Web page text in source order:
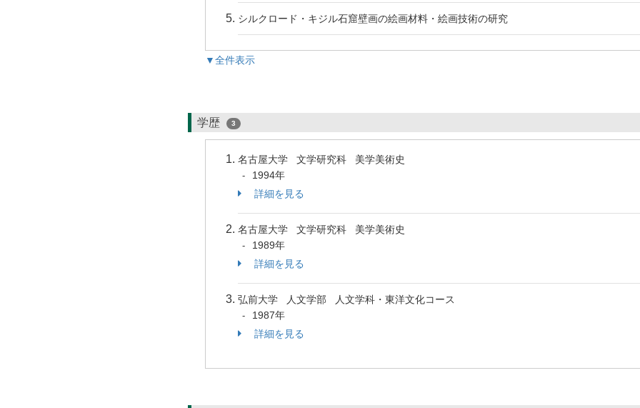
シルクロード・キジル石窟壁画の絵画材料・絵画技術の研究
▼全件表示
学歴 3
名古屋大学 文学研究科 美学美術史
-
1994年
詳細を見る
名古屋大学 文学研究科 美学美術史
-
1989年
詳細を見る
弘前大学 人文学部 人文学科・東洋文化コース
-
1987年
詳細を見る